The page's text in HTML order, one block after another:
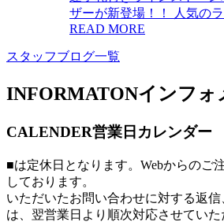
ザーが新登場！！ 人気の
READ MORE
スタッフブログ一覧
INFORMATONインフォ
CALENDER営業日カレンダー
■は定休日となります。Webからのご
しております。
いただいたお問い合わせに対する返
は、翌営業日より順次対応させていた